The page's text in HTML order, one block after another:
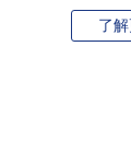
了